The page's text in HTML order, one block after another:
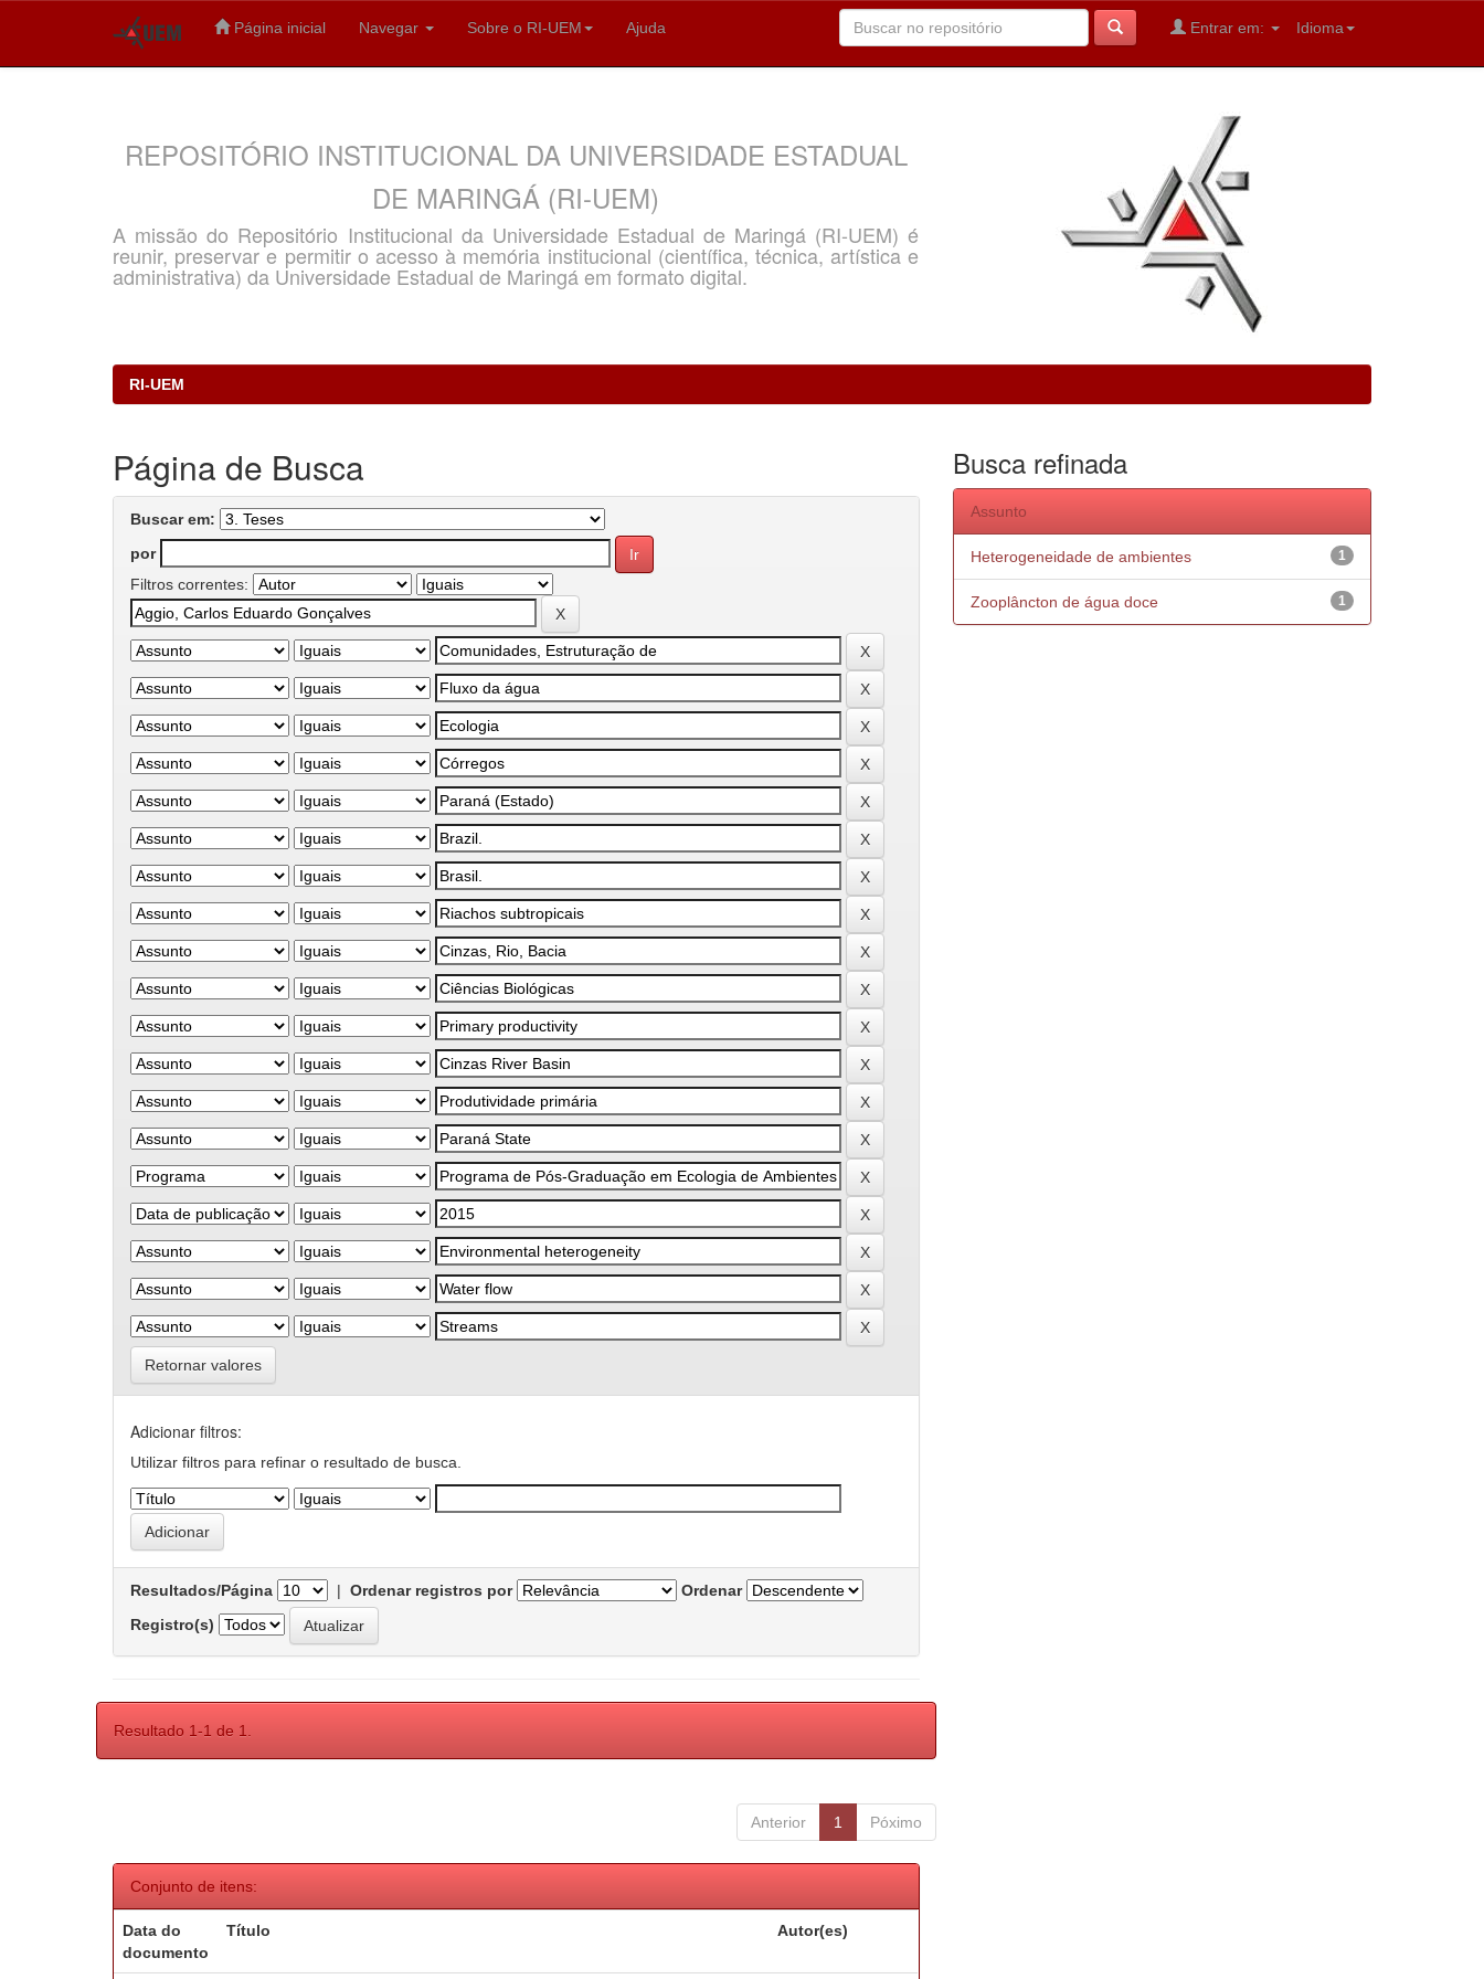
Página inicial Navegar Sobre o RI-UEM Ajuda Idioma
Entrar em:
REPOSITÓRIO INSTITUCIONAL DA UNIVERSIDADE ESTADUAL
DE MARINGÁ (RI-UEM)
A missão do Repositório Institucional da Universidade Estadual de Maringá (RI-UEM) é
reunir, preservar e permitir o acesso à memória institucional (científica, técnica, artística e
administrativa) da Universidade Estadual de Maringá em formato digital.
RI-UEM
Página de Busca
Buscar em:
por
Filtros correntes:
Retornar valores
Adicionar filtros:
Utilizar filtros para refinar o resultado de busca.
Resultados/Página | Ordenar registros por
Ordenar
Registro(s)
Resultado 1-1 de 1.
Anterior 1 Póximo
Conjunto de itens:
Data do
documento
Título Autor(es)
Busca refinada
Assunto
1
Heterogeneidade de ambientes
1
Zooplâncton de água doce